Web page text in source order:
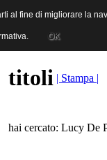
titoli | Stampa |
hai cercato: Lucy De
al fine di migliorare la
OK
al fine di migliorare la
OK